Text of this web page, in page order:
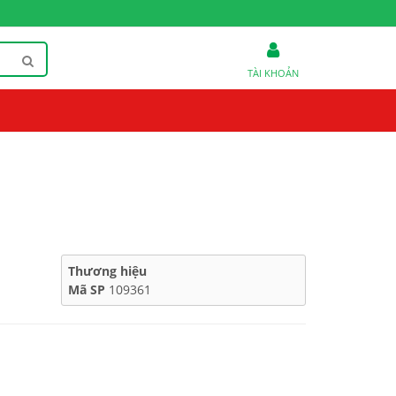
TÀI KHOẢN
Thương hiệu
Mã SP 109361